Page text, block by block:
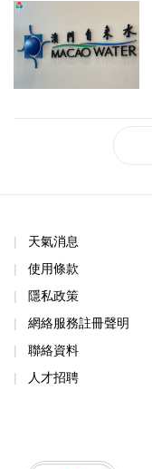
天氣消息
使用條款
隱私政策
網絡服務註冊聲明
聯絡資料
人才招聘